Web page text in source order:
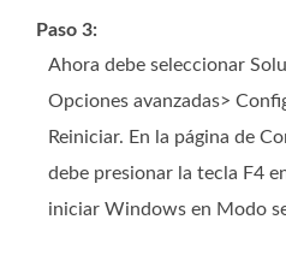
Paso 3:
Ahora debe seleccionar
Opciones avanzadas>
Reiniciar. En la página de
debe presionar la tecla F4
iniciar Windows en Modo